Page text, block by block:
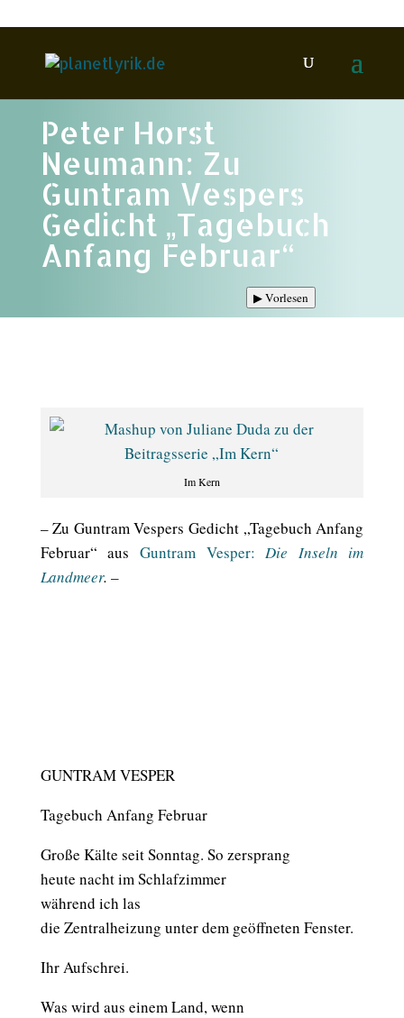
Peter Horst
Neumann: Zu
Guntram Vespers
Gedicht „Tagebuch
Anfang Februar“
▶Vorlesen
Im Kern
– Zu Guntram Vespers Gedicht „Tagebuch Anfang
Februar“ aus Guntram Vesper: Die Inseln im
Landmeer. –
GUNTRAM VESPER
Tagebuch Anfang Februar
Große Kälte seit Sonntag. So zersprang
heute nacht im Schlafzimmer
während ich las
die Zentralheizung unter dem geöffneten Fenster.
Ihr Aufschrei.
Was wird aus einem Land, wenn